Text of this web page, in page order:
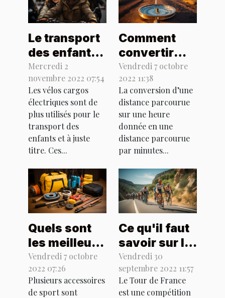
Le transport
des enfants
à vélo cargo
électrique
Mercredi 2
novembre 2022 07:54
Les vélos cargos
électriques sont de
plus utilisés pour le
transport des
enfants et à juste
titre. Ces...
Comment
convertir
une distance
de
kilomètres
par heure en
minutes par
kilomètre ?
Vendredi 7 octobre
2022 11:38
La conversion d’une
distance parcourue
sur une heure
donnée en une
distance parcourue
par minutes...
Quels sont
les meilleurs
accessoires
sportifs pour
le CrossFit ?
Vendredi 7 octobre
2022 07:26
Plusieurs accessoires
de sport sont
Ce qu'il faut
savoir sur la
tour de
France
Vendredi 30
septembre 2022 11:57
Le Tour de France
est une compétition